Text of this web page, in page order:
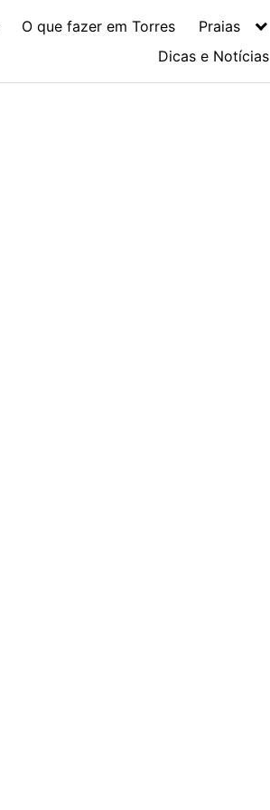
O que fazer em Torres
Praias
Dicas e Notícias